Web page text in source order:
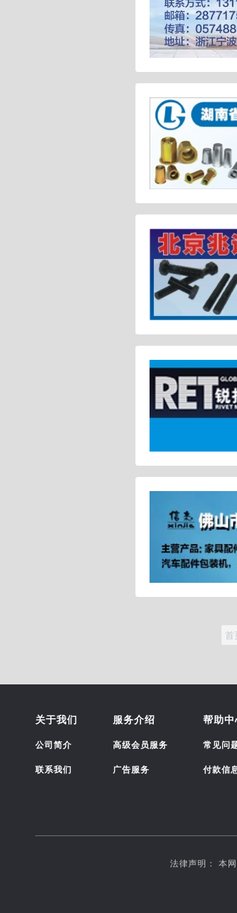
首
关于我们
公司简介
联系我们
服务介绍
高级会员服务
广告服务
帮助中
常见问
付款信
法律声明： 本